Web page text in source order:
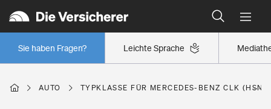
Leichte Sprache
Sie haben Fragen?
Wer versichert was: Jetzt Versicherer finden
Regionalklassen: So ist Ihre Region eingestuft
Wer versichert was: Jetzt Versicherer finden
AUTO TYPKLASSE FÜR MERCEDES-BENZ CLK (HSN: